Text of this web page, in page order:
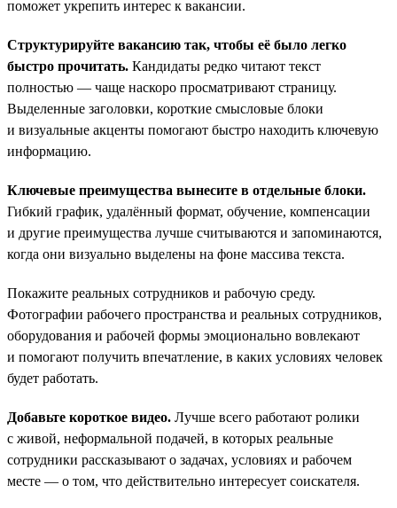
поможет укрепить интерес к вакансии.
Структурируйте вакансию так, чтобы её было легко
быстро прочитать. Кандидаты редко читают текст
полностью — чаще наскоро просматривают страницу.
Выделенные заголовки, короткие смысловые блоки
и визуальные акценты помогают быстро находить ключевую
информацию.
Ключевые преимущества вынесите в отдельные блоки.
Гибкий график, удалённый формат, обучение, компенсации
и другие преимущества лучше считываются и запоминаются,
когда они визуально выделены на фоне массива текста.
Покажите реальных сотрудников и рабочую среду.
Фотографии рабочего пространства и реальных сотрудников,
оборудования и рабочей формы эмоционально вовлекают
и помогают получить впечатление, в каких условиях человек
будет работать.
Добавьте короткое видео. Лучше всего работают ролики
с живой, неформальной подачей, в которых реальные
сотрудники рассказывают о задачах, условиях и рабочем
месте — о том, что действительно интересует соискателя.